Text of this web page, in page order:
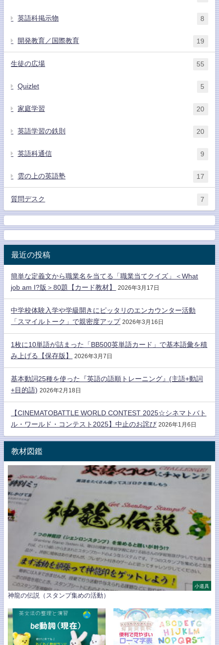
英語科掲示物 8
開発教育／国際教育 19
生徒の広場 55
Quizlet 5
家庭学習 20
英語学習の鉄則 20
英語科通信 9
雲の上の英語塾 17
質問デスク 7
最近の投稿
簡単な定義文から職業名を当てる「職業当てクイズ」＜What
job am I?版＞80題【カード教材】
2026年3月17日
中学校体験入学や学級開きにピッタリのエンカウンター活動
「スマイルトーク」で親密度アップ 2026年3月16日
1枚に10単語が詰まった「BB500英単語カード」で基本語彙を積
み上げる【保存版】
2026年3月7日
基本動詞25種を使った『英語の語順トレーニング』(主語+動詞
+目的語) 2026年2月18日
【CINEMATOBATTLE WORLD CONTEST 2025☆シネマトバト
ル・ワールド・コンテスト2025】中止のお詫び 2026年1月6日
教材図鑑
小道具
神龍の伝説（スタンプ集めの活動）